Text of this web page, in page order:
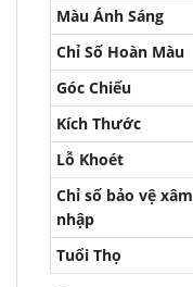
Màu Ánh Sáng
Chỉ Số Hoàn Màu
Góc Chiếu
Kích Thước
Lỗ Khoét
Chỉ số bảo vệ xâm
nhập
Tuổi Thọ